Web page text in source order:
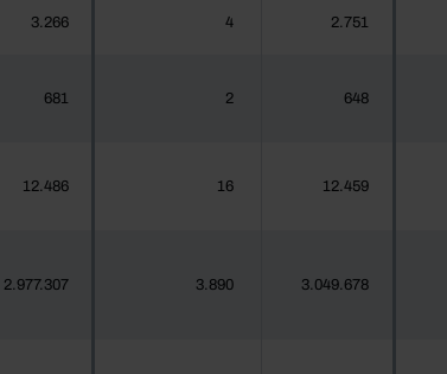
3.266 4 2.751
681 2 648
12.486 16 12.459
2.977.307 3.890 3.049.678